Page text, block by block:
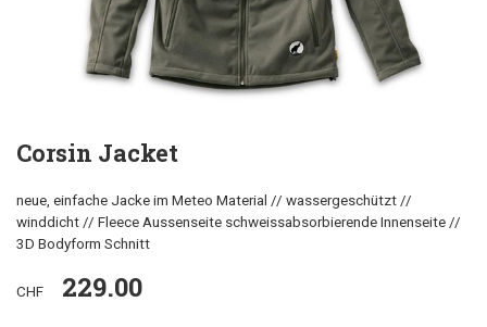
Corsin Jacket
neue, einfache Jacke im Meteo Material // wassergeschützt //
winddicht // Fleece Aussenseite schweissabsorbierende Innenseite //
3D Bodyform Schnitt
CHF 229.00